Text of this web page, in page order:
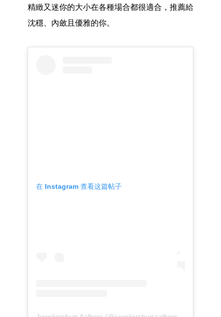
精緻又迷你的大小在各種場合都很適合，推薦給
沈穩、內斂且優雅的你。
在 Instagram 查看这篇帖子